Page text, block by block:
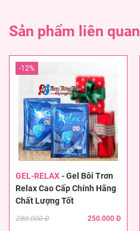
Sản phẩm liên quan
GEL-RELAX-Gel Bôi Trơn
Relax Cao Cấp Chính Hãng
Chất Lượng Tốt
280.000 Đ 250.000 Đ
-12%